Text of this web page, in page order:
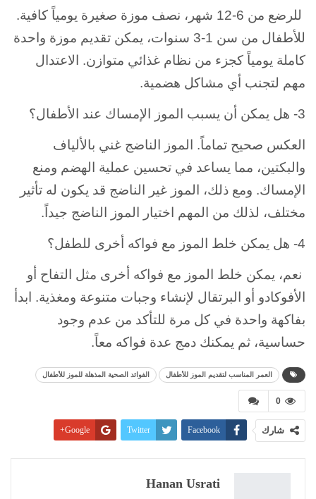
للرضع من 6-12 شهر، نصف موزة صغيرة يومياً كافية.
للأطفال من سن 1-3 سنوات، يمكن تقديم موزة واحدة
كاملة يومياً كجزء من نظام غذائي متوازن. الاعتدال
مهم لتجنب أي مشاكل هضمية.
3- هل يمكن أن يسبب الموز الإمساك عند الأطفال؟
العكس صحيح تماماً. الموز الناضج غني بالألياف
والبكتين، مما يساعد في تحسين عملية الهضم ومنع
الإمساك. ومع ذلك، الموز غير الناضج قد يكون له تأثير
مختلف، لذلك من المهم اختيار الموز الناضج جيداً.
4- هل يمكن خلط الموز مع فواكه أخرى للطفل؟
نعم، يمكن خلط الموز مع فواكه أخرى مثل التفاح أو
الأفوكادو أو البرتقال لإنشاء وجبات متنوعة ومغذية. ابدأ
بفاكهة واحدة في كل مرة للتأكد من عدم وجود
حساسية، ثم يمكنك دمج عدة فواكه معاً.
العمر المناسب لتقديم الموز للأطفال الفوائد الصحية المذهلة للموز للأطفال
0
شارك Facebook
Twitter
Google+
Linkedin
Hanan Usrati